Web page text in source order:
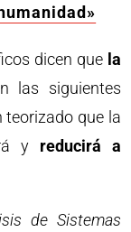
dicen que la
las siguientes
teorizado que la
y reducirá a
de Sistemas